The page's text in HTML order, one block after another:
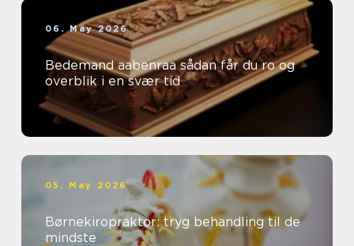
06. May 2026
Bedemand aabenraa sådan får du ro og
overblik i en svær tid
05. May 2026
Børnekiropraktor: tryg behandling til de
mindste